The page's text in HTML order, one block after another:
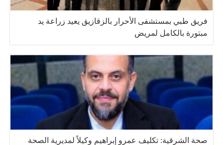
فريق طبي بمستشفى الأحرار بالزقازيق يعيد زراعة يد
مبتورة بالكامل لمريض
صحة الشرقية: تكليف عمرو إبراهيم وكيلاً لمديرية الصحة